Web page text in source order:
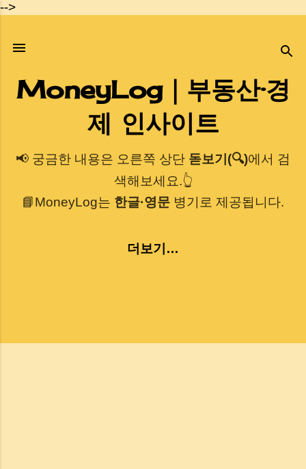
-->
기본 콘텐츠로 건너뛰기
MoneyLog｜부동산·경
제 인사이트
📢 궁금한 내용은 오른쪽 상단 돋보기(🔍)에서 검
색해보세요.👆
📘MoneyLog는 한글·영문 병기로 제공됩니다.
더보기…